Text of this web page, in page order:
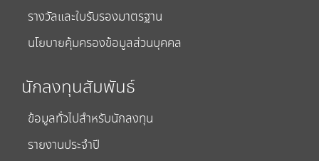
รางวัลและใบรับรองมาตรฐาน
นโยบายคุ้มครองข้อมูลส่วนบุคคล
นักลงทุนสัมพันธ์
ข้อมูลทั่วไปสำหรับนักลงทุน
รายงานประจำปี